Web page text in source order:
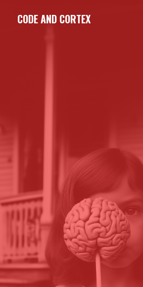
CODE AND CORTEX